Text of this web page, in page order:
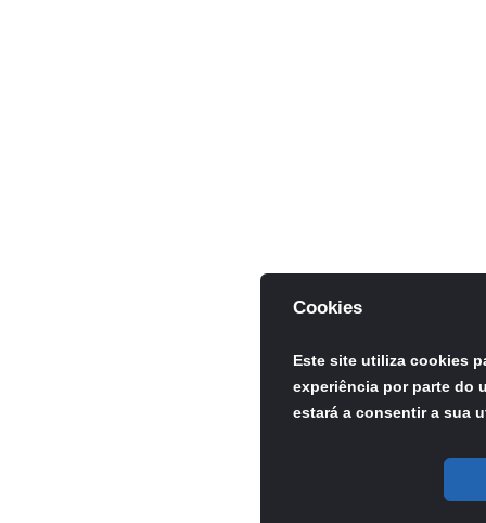
Cookies
Este site utiliza cookies
experiência por parte do
estará a consentir a sua